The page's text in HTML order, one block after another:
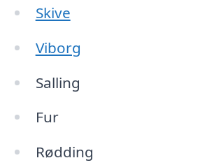
Skive
Viborg
Salling
Fur
Rødding